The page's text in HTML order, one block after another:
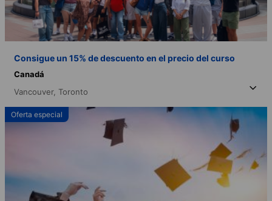
Consigue un 15% de descuento en el precio del curso
Canadá
Vancouver, Toronto
Oferta especial